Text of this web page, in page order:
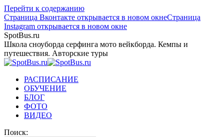
Перейти к содержанию
Страница Вконтакте открывается в новом окнеСтраница
Instagram открывается в новом окне
SpotBus.ru
Школа сноуборда серфинга мото вейкборда. Кемпы и
путешествия. Авторские туры
РАСПИСАНИЕ
ОБУЧЕНИЕ
БЛОГ
ФОТО
ВИДЕО
Поиск: